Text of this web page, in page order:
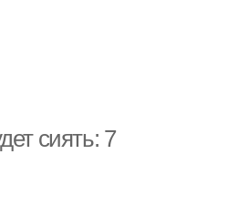
сиять: 7